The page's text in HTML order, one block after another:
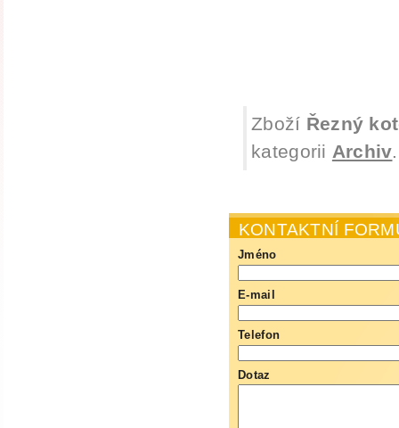
Zboží Řezný
kategorii Archiv.
KONTAKTNÍ
Jméno
E-mail
Telefon
Dotaz